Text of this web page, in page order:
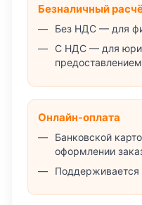
Безналичный
Без НДС — для
С НДС — для
Онлайн-оплата
Банковской
оформлении
Поддерживается